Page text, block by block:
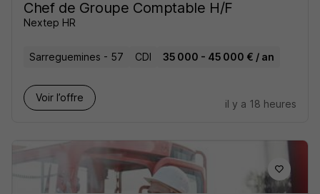
Chef de Groupe Comptable H/F
Nextep HR
Sarreguemines - 57 CDI 35 000 - 45 000 € / an
Voir l’offre
il y a 18 heures